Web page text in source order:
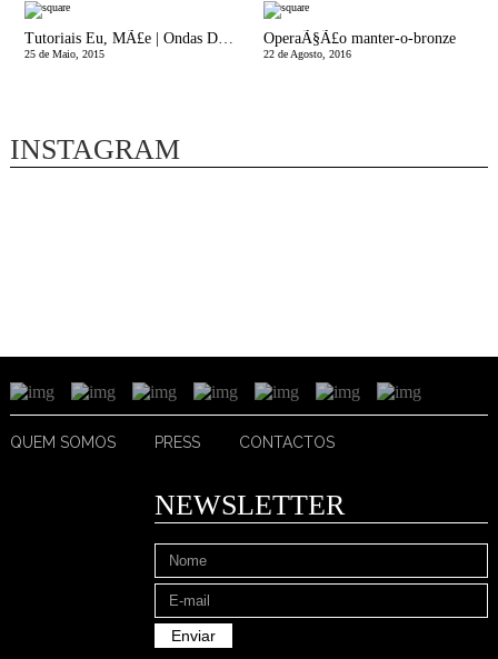
Tutoriais Eu, MÃ£e | Ondas DesconstruÃ­das
25 de Maio, 2015
OperaÃ§Ã£o manter-o-bronze
22 de Agosto, 2016
INSTAGRAM
QUEM SOMOS PRESS CONTACTOS
NEWSLETTER